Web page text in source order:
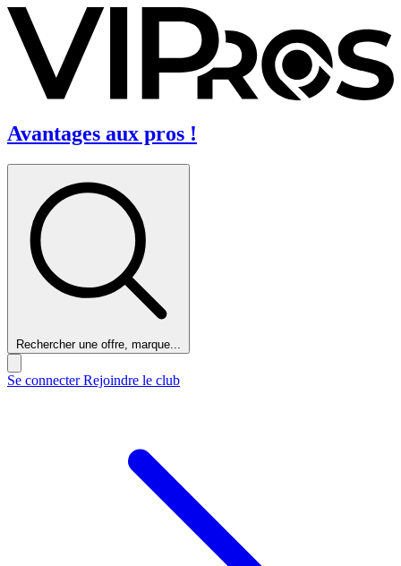
Avantages aux pros !
Rechercher une offre, marque...
Se connecterRejoindre le club